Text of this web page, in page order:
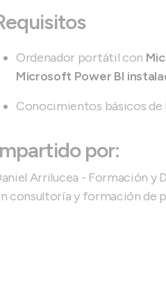
Ordenador portátil con
Microsoft Power BI
Conocimientos básicos de
por:
Arrilucea - Formación y
consultoría y formación de